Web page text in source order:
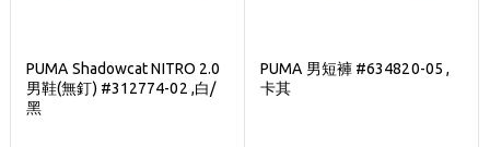
PUMA Shadowcat NITRO 2.0
男鞋(無釘) #312774-02 ,白/
黑
PUMA 男短褲 #634820-05 ,
卡其